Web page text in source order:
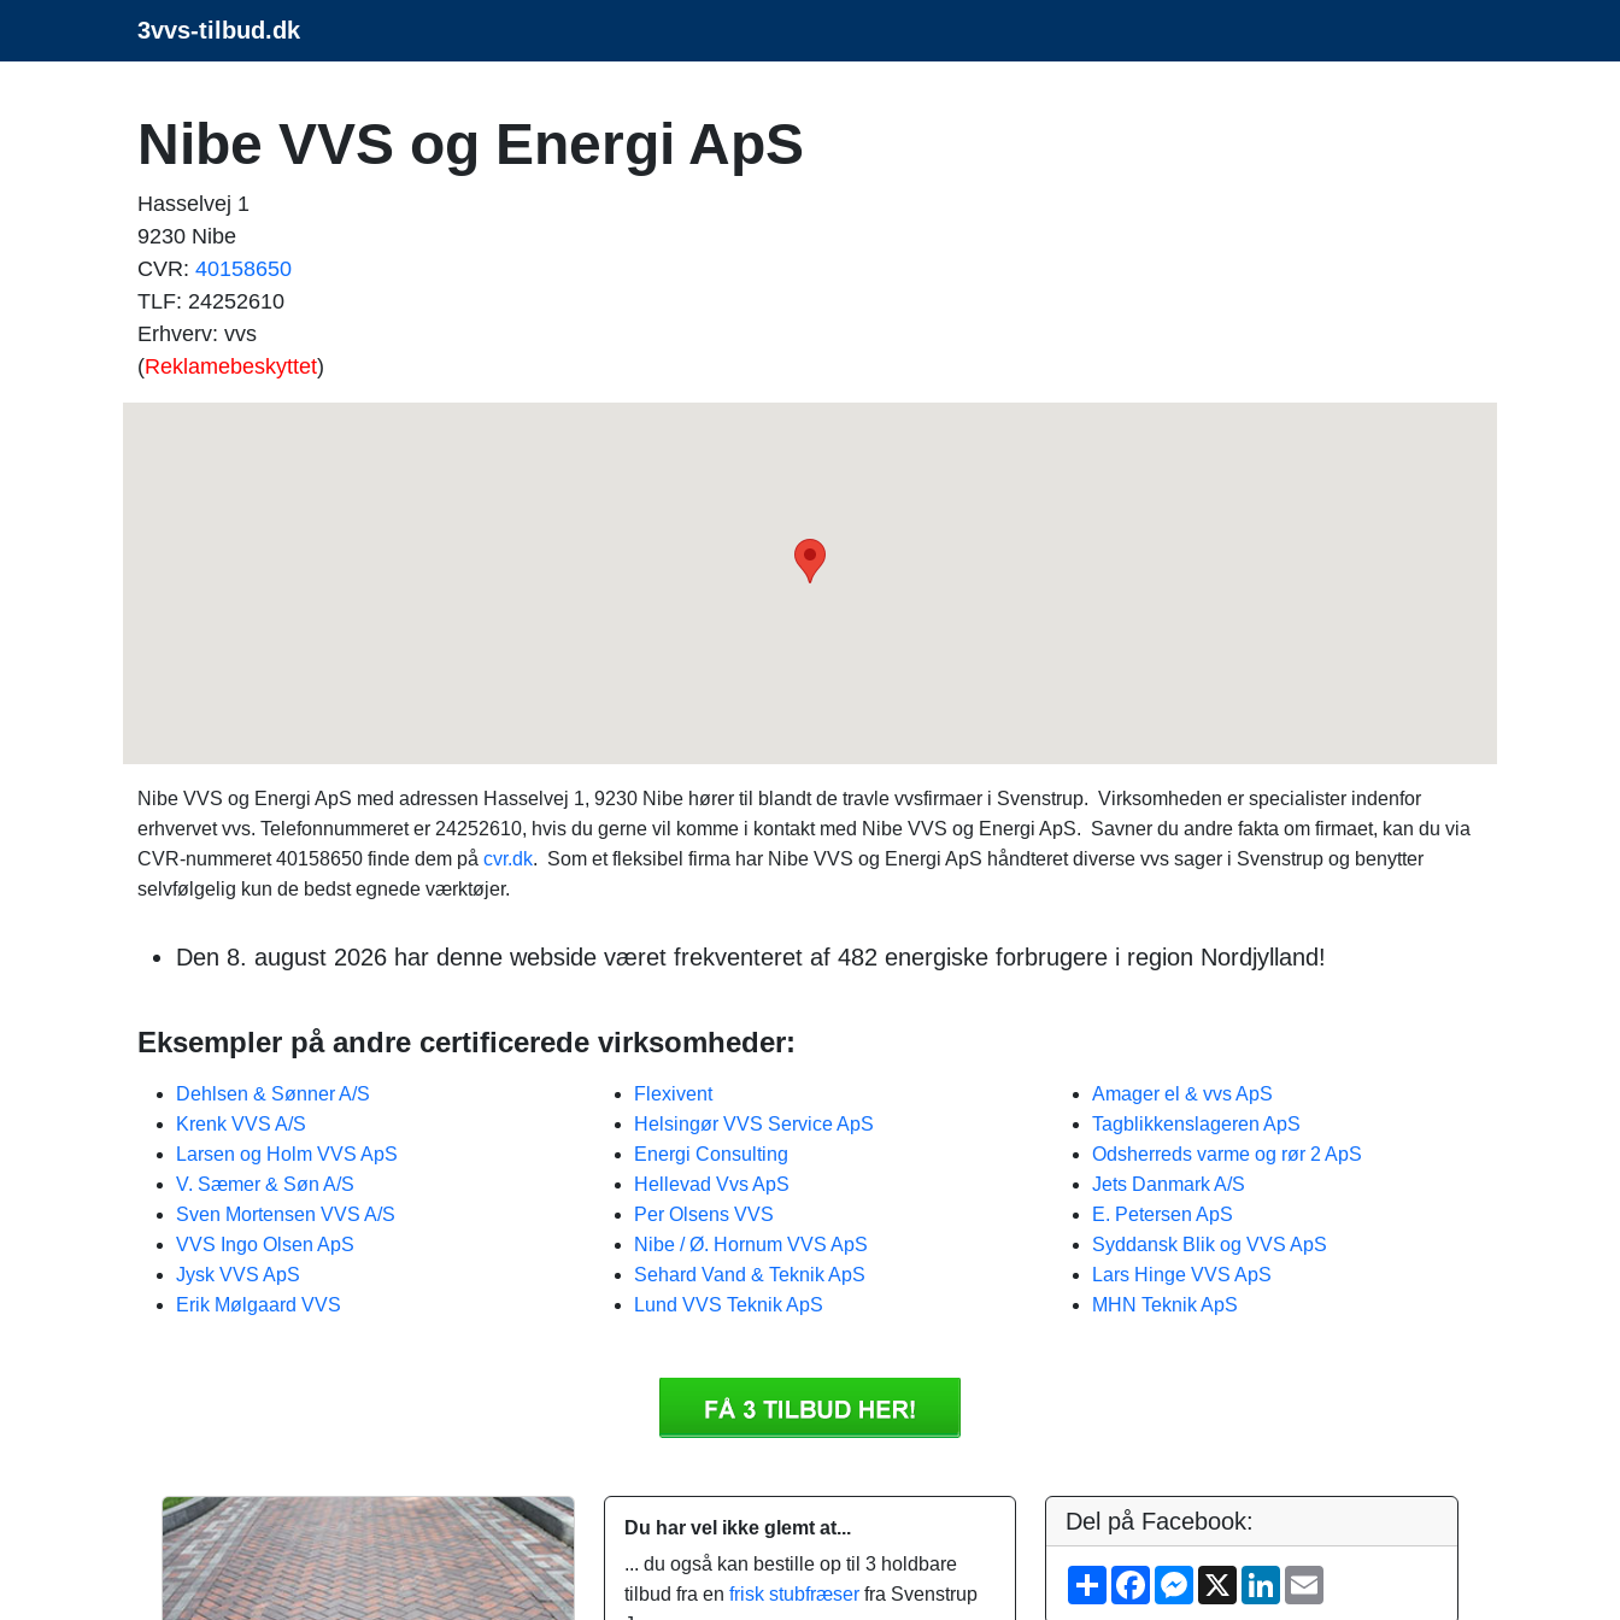
3vvs-tilbud.dk
Nibe VVS og Energi ApS
Hasselvej 1
9230 Nibe
CVR: 40158650
TLF: 24252610
Erhverv: vvs
(Reklamebeskyttet)
Nibe VVS og Energi ApS med adressen Hasselvej 1, 9230 Nibe hører til blandt de travle vvsfirmaer i Svenstrup. Virksomheden er specialister indenfor
erhvervet vvs. Telefonnummeret er 24252610, hvis du gerne vil komme i kontakt med Nibe VVS og Energi ApS. Savner du andre fakta om firmaet, kan du via
CVR-nummeret 40158650 finde dem på cvr.dk. Som et fleksibel firma har Nibe VVS og Energi ApS håndteret diverse vvs sager i Svenstrup og benytter
selvfølgelig kun de bedst egnede værktøjer.
Den 8. august 2026 har denne webside været frekventeret af 482 energiske forbrugere i region Nordjylland!
Eksempler på andre certificerede virksomheder:
Dehlsen & Sønner A/S
Krenk VVS A/S
Larsen og Holm VVS ApS
V. Sæmer & Søn A/S
Sven Mortensen VVS A/S
VVS Ingo Olsen ApS
Jysk VVS ApS
Erik Mølgaard VVS
Flexivent
Helsingør VVS Service ApS
Energi Consulting
Hellevad Vvs ApS
Per Olsens VVS
Nibe / Ø. Hornum VVS ApS
Sehard Vand & Teknik ApS
Lund VVS Teknik ApS
Amager el & vvs ApS
Tagblikkenslageren ApS
Odsherreds varme og rør 2 ApS
Jets Danmark A/S
E. Petersen ApS
Syddansk Blik og VVS ApS
Lars Hinge VVS ApS
MHN Teknik ApS
Du har vel ikke glemt at...
... du også kan bestille op til 3 holdbare
tilbud fra en frisk stubfræserfra Svenstrup
Del på Facebook:
S
h
F
a
M
X
L